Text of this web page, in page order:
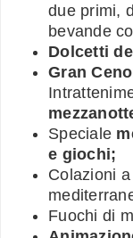
due primi,
bevande
Dolcetti
Gran
Speciale
e giochi;
Colazioni
Fuochi di